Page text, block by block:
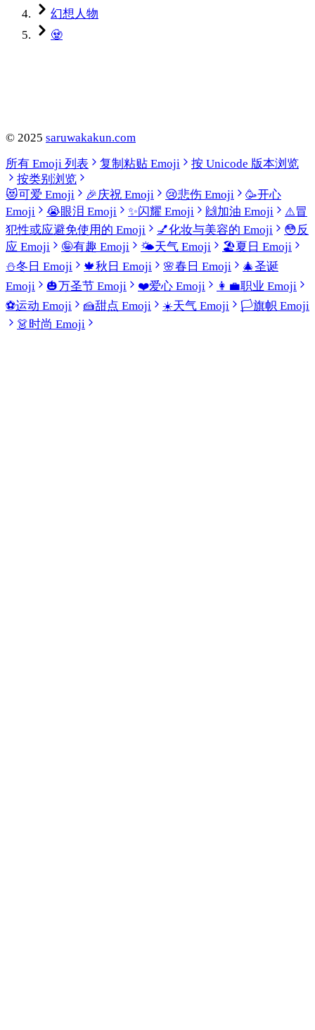
幻想人物
🧟
© 2025 saruwakakun.com
所有 Emoji 列表
复制粘贴 Emoji
按 Unicode 版本浏览
按类别浏览
😻可爱 Emoji 🎉庆祝 Emoji 😢悲伤 Emoji 🥳开心
Emoji
😭眼泪 Emoji ✨闪耀 Emoji 🙌加油 Emoji ⚠️冒
犯性或应避免使用的 Emoji
💅化妆与美容的 Emoji 😳反
应 Emoji
🤪有趣 Emoji 🌤️天气 Emoji 🏖️夏日 Emoji
⛄冬日 Emoji 🍁秋日 Emoji 🌸春日 Emoji 🎄圣诞
Emoji
🎃万圣节 Emoji ❤️爱心 Emoji 👩‍💼职业 Emoji
⚽运动 Emoji 🍰甜点 Emoji ☀️天气 Emoji 🏳️旗帜 Emoji
👗时尚 Emoji